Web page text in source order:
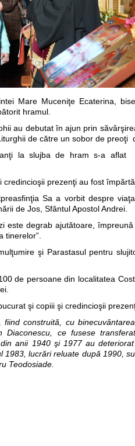
Mare Muceniţe Ecaterina,
hramul.
au debutat în ajun prin
de către un sobor de preoţi
la slujba de hram s-a aflat
prezenţi au fost
Sa a vorbit despre
de Jos, Sfântul Apostol Andrei.
este degrab ajutătoare,
tinerelor”.
şi Parastasul pentru
de persoane din localitatea
şi copiii şi credincioşii
construită, cu
ce fusese
anii 1940 şi 1977 au
lucrări reluate după 1990,
Teodosiade.